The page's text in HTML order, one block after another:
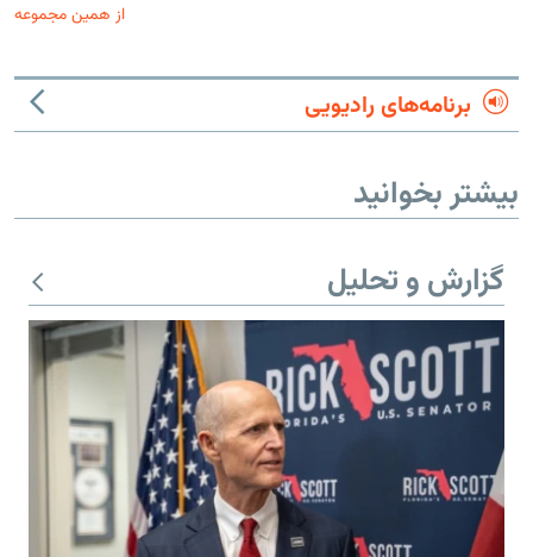
از همین مجموعه
برنامه‌های رادیویی
بیشتر بخوانید
گزارش و تحلیل